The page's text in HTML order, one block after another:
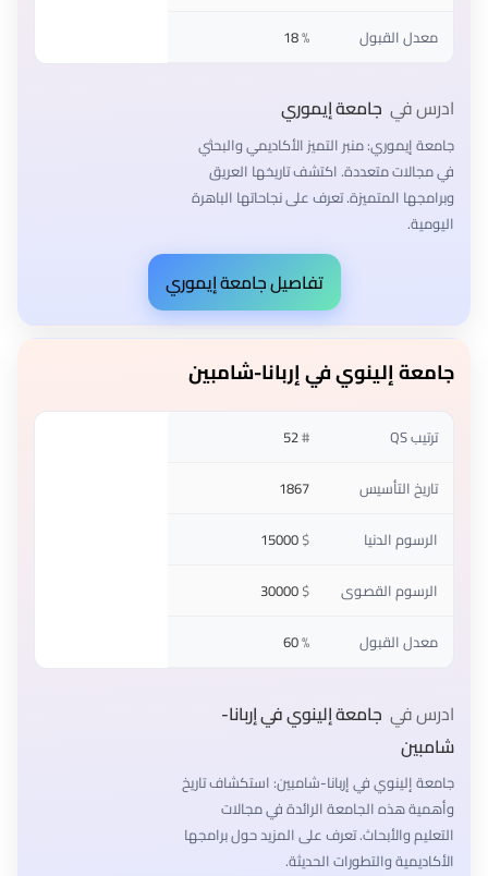
معدل القبول
%
18
ادرس في جامعة إيموري
جامعة إيموري: منبر التميز الأكاديمي والبحثي
في مجالات متعددة. اكتشف تاريخها العريق
وبرامجها المتميزة. تعرف على نجاحاتها الباهرة
اليومية.
تفاصيل جامعة إيموري
جامعة إلينوي في إربانا-شامبين
ترتيب QS #
52
تاريخ التأسيس
1867
الرسوم الدنيا
$
15000
الرسوم القصوى
$
30000
معدل القبول
%
60
ادرس في جامعة إلينوي في إربانا-
شامبين
جامعة إلينوي في إربانا-شامبين: استكشاف تاريخ
وأهمية هذه الجامعة الرائدة في مجالات
التعليم والأبحاث. تعرف على المزيد حول برامجها
الأكاديمية والتطورات الحديثة.